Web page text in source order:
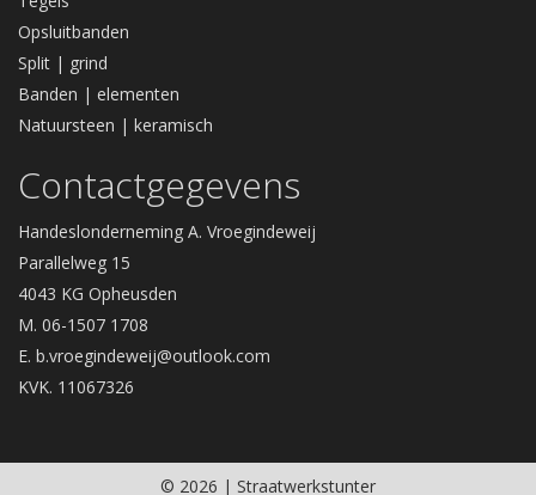
Opsluitbanden
Split | grind
Banden | elementen
Natuursteen | keramisch
Contactgegevens
Handeslonderneming A. Vroegindeweij
Parallelweg 15
4043 KG Opheusden
M. 06-1507 1708
E. b.vroegindeweij@outlook.com
KVK. 11067326
© 2026 | Straatwerkstunter